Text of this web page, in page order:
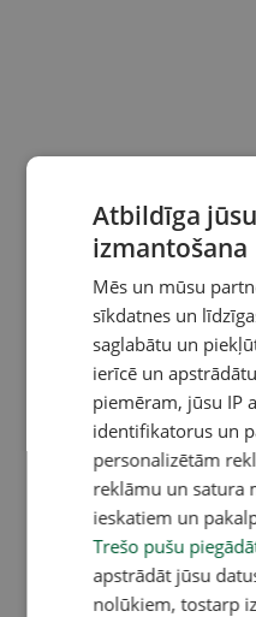
Atbildīga
izmantošana
Mēs un mūsu
sīkdatnes un
saglabātu un
ierīcē un
piemēram, jūsu IP
identifikatorus un
personalizētām
reklāmu un satura
ieskatiem un
Trešo pušu
apstrādāt jūsu
nolūkiem, tostarp